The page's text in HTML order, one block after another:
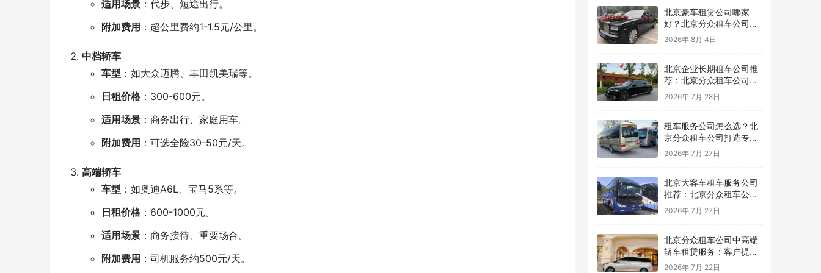
适用场景 ：代步、短途出行。
附加费用 ：超公里费约1-1.5元/公里。
中档轿车
车型 ：如大众迈腾、丰田凯美瑞等。
日租价格 ：300-600元。
适用场景 ：商务出行、家庭用车。
附加费用 ：可选全险30-50元/天。
高端轿车
车型 ：如奥迪A6L、宝马5系等。
日租价格 ：600-1000元。
适用场景 ：商务接待、重要场合。
附加费用 ：司机服务约500元/天。
北京豪车租赁公司哪家
好？北京分众租车公司提
供高品质商务豪车出行服
2026年 8月 4日
北京企业长期租车公司推
荐：北京分众租车公司提
供稳定高效的企业用车方
2026年 7月 28日
租车服务公司怎么选？北
京分众租车公司打造专业
可靠的用车服务平台
2026年 7月 27日
北京大客车租车服务公司
推荐：北京分众租车公司
为团队出行提供专业保障
2026年 7月 27日
北京分众租车公司中高端
轿车租赁服务：客户提案
与广告拍摄用车推荐，车
2026年 7月 22日